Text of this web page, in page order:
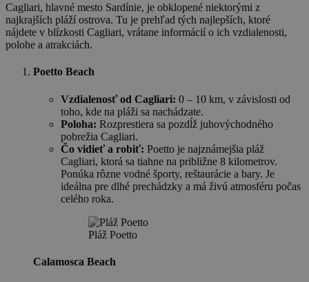
Cagliari, hlavné mesto Sardínie, je obklopené niektorými z
najkrajších pláží ostrova. Tu je prehľad tých najlepších, ktoré
nájdete v blízkosti Cagliari, vrátane informácií o ich vzdialenosti,
polohe a atrakciách.
Poetto Beach
Vzdialenosť od Cagliari: 0 – 10 km, v závislosti od
toho, kde na pláži sa nachádzate.
Poloha: Rozprestiera sa pozdĺž juhovýchodného
pobrežia Cagliari.
Čo vidieť a robiť: Poetto je najznámejšia pláž
Cagliari, ktorá sa tiahne na približne 8 kilometrov.
Ponúka rôzne vodné športy, reštaurácie a bary. Je
ideálna pre dlhé prechádzky a má živú atmosféru počas
celého roka.
Pláž Poetto
Calamosca Beach